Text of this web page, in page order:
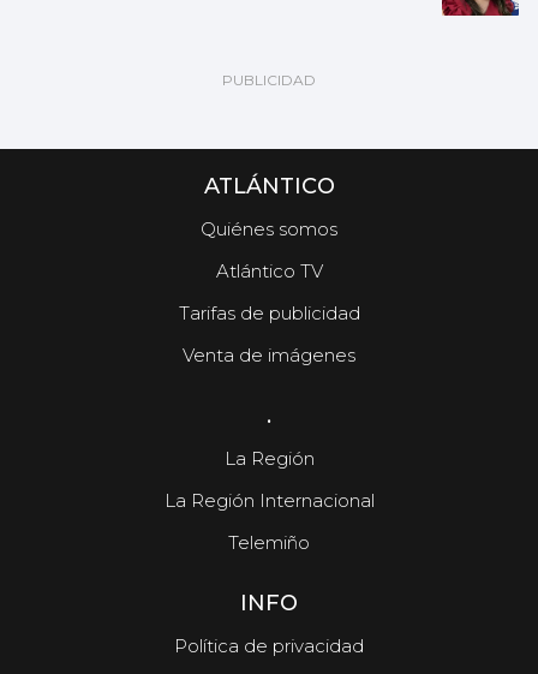
ATLÁNTICO
Quiénes somos
Atlántico TV
Tarifas de publicidad
Venta de imágenes
.
La Región
La Región Internacional
Telemiño
INFO
Política de privacidad